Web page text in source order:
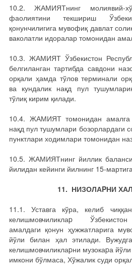
10.2. ЖАМИЯТнинг молиявий-
фаолиятини текшириш
қонунчилигига мувофиқ давлат
ваколатли идоралар томонидан
10.3. ЖАМИЯТ Ўзбекистон
белгиланган тартибда савдони
орқали ҳамда тўлов терминали
ва кундалик нақд пул
тўлиқ кирим қилади.
10.4. ЖАМИЯТ томонидан амалга
нақд пул тушумлари бозорлардаги
пунктлари ходимлари томонидан
10.5. ЖАМИЯТнинг йиллик
йилидан кейинги йилнинг 15-
11. НИЗОЛАPНИ
11.1. Уставга кўра, келиб
келишмовчиликлаp
амалдаги қонун ҳужжатларига
йўли билан ҳал этилади.
келишмовчиликлаpни музокаpа
имкони бўлмаса, Хўжалик суди